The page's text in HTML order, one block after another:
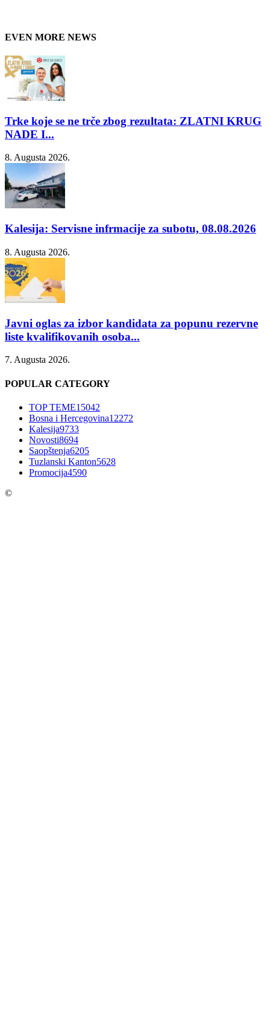
EVEN MORE NEWS
Trke koje se ne trče zbog rezultata: ZLATNI KRUG
NADE I...
8. Augusta 2026.
Kalesija: Servisne infrmacije za subotu, 08.08.2026
8. Augusta 2026.
Javni oglas za izbor kandidata za popunu rezervne
liste kvalifikovanih osoba...
7. Augusta 2026.
POPULAR CATEGORY
TOP TEME15042
Bosna i Hercegovina12272
Kalesija9733
Novosti8694
Saopštenja6205
Tuzlanski Kanton5628
Promocija4590
©